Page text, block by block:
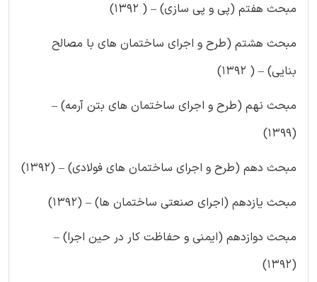
مبحث هفتم (پی و پی سازی) – ( ۱۳۹۲)
مبحث هشتم (طرح و اجرای ساختمان های با مصالح
بنایی) – ( ۱۳۹۲)
مبحث نهم (طرح و اجرای ساختمان های بتن آرمه) –
(۱۳۹۹)
مبحث دهم (طرح و اجرای ساختمان های فولادی) – (۱۳۹۲)
مبحث یازدهم (اجرای صنعتی ساختمان ها) – (۱۳۹۲)
مبحث دوازدهم (ایمنی و حفاظت کار در حین اجرا) –
(۱۳۹۲)